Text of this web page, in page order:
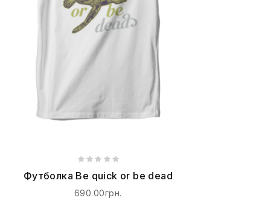
Футболка Be quick or be dead
690.00грн.